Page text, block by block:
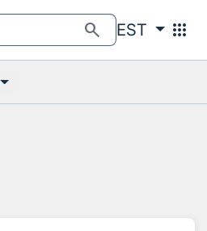
search EST apps